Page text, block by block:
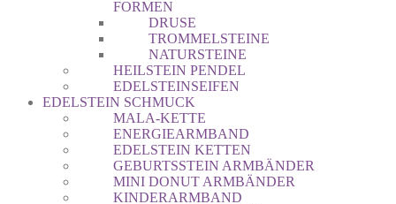
FORMEN
DRUSE
TROMMELSTEINE
NATURSTEINE
HEILSTEIN PENDEL
EDELSTEINSEIFEN
EDELSTEIN SCHMUCK
MALA-KETTE
ENERGIEARMBAND
EDELSTEIN KETTEN
GEBURTSSTEIN ARMBÄNDER
MINI DONUT ARMBÄNDER
KINDERARMBAND